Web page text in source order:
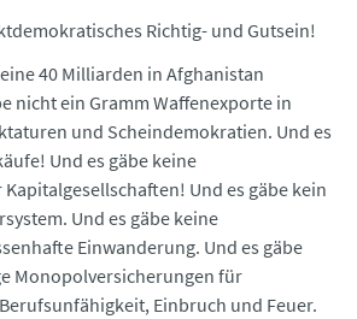
Richtig- und Gutsein!
40 Milliarden in Afghanistan
nicht ein Gramm Waffenexporte in
und Scheindemokratien. Und es
Und es gäbe keine
Und es gäbe kein
Und es gäbe keine
Einwanderung. Und es gäbe
Monopolversicherungen für
Einbruch und Feuer.